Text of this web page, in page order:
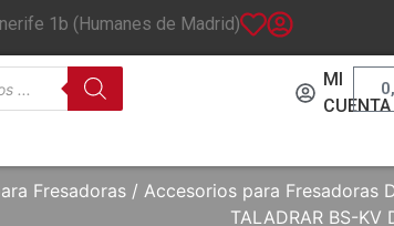
1b (Humanes de Madrid)
MI
CUENTA
Fresadoras / Accesorios para Fresadoras
TALADRAR BS-KV